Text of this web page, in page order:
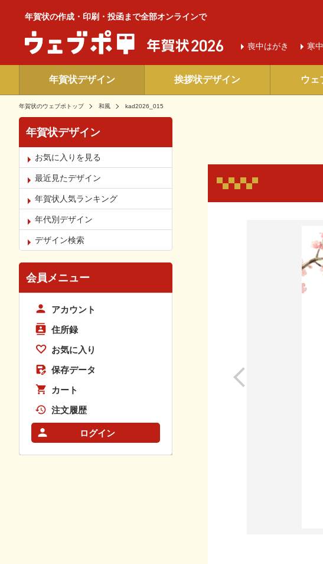
年賀状の作成・印刷・投函まで全部オンラインで
喪中はがき 寒中
年賀状デザイン 挨拶状デザイン ウェ
年賀状のウェブポトップ 和風 kad2026_015
年賀状デザイン
お気に入りを見る
最近見たデザイン
年賀状人気ランキング
年代別デザイン
デザイン検索
会員メニュー
アカウント
住所録
お気に入り
保存データ
カート
注文履歴
ログイン